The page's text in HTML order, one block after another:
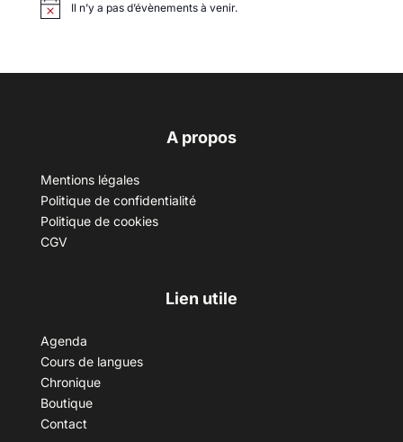
Il n’y a pas d’évènements à venir.
A propos
Mentions légales
Politique de confidentialité
Politique de cookies
CGV
Lien utile
Agenda
Cours de langues
Chronique
Boutique
Contact